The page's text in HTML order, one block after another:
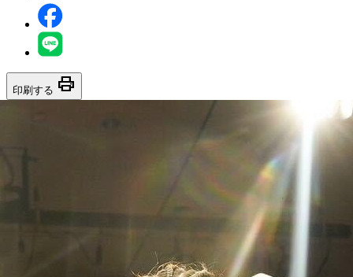
印刷する print